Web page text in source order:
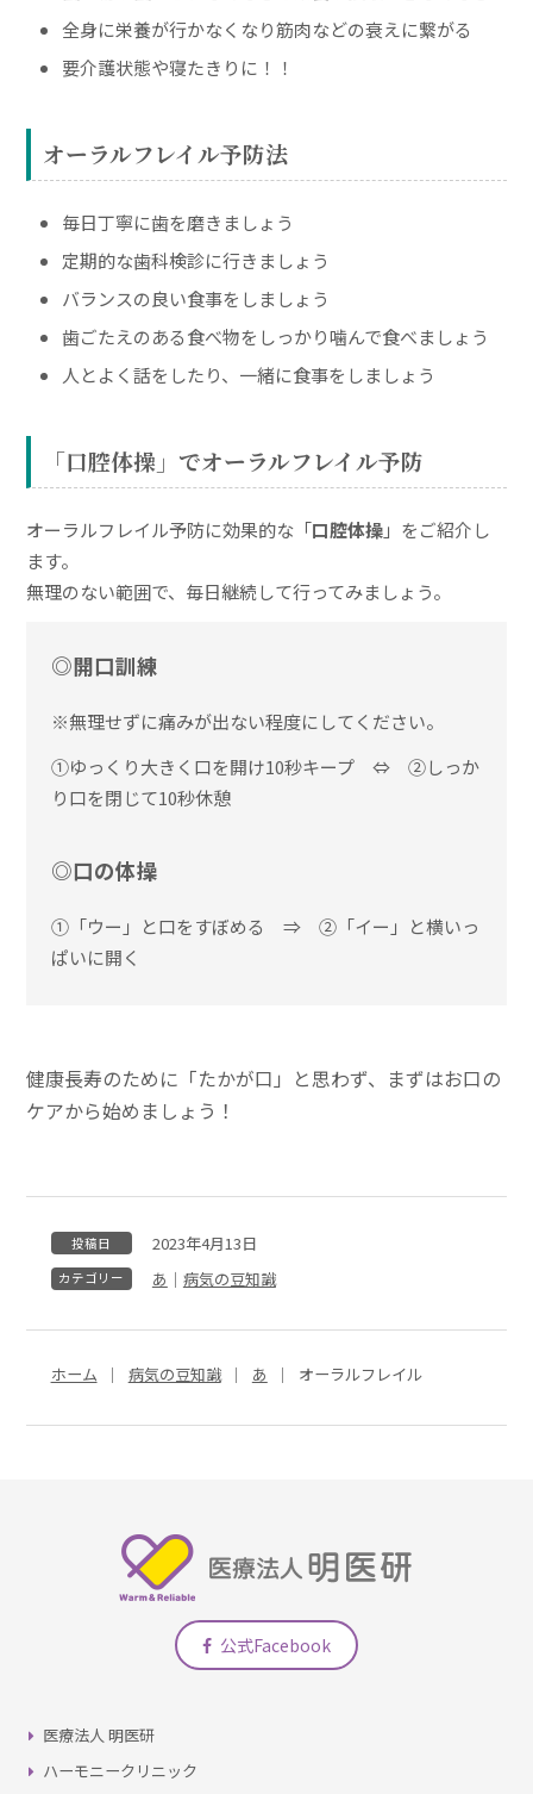
全身に栄養が行かなくなり筋肉などの衰えに繋がる
要介護状態や寝たきりに！！
オーラルフレイル予防法
毎日丁寧に歯を磨きましょう
定期的な歯科検診に行きましょう
バランスの良い食事をしましょう
歯ごたえのある食べ物をしっかり噛んで食べましょう
人とよく話をしたり、一緒に食事をしましょう
「口腔体操」でオーラルフレイル予防
オーラルフレイル予防に効果的な「口腔体操」をご紹介し
ます。
無理のない範囲で、毎日継続して行ってみましょう。
◎開口訓練
※無理せずに痛みが出ない程度にしてください。
①ゆっくり大きく口を開け10秒キープ ⇔ ②しっか
り口を閉じて10秒休憩
◎口の体操
①「ウー」と口をすぼめる ⇒ ②「イー」と横いっ
ぱいに開く
健康長寿のために「たかが口」と思わず、まずはお口の
ケアから始めましょう！
投稿日 2023年4月13日
カテゴリー あ ｜ 病気の豆知識
ホーム 病気の豆知識 あ オーラルフレイル
公式Facebook
医療法人 明医研
ハーモニークリニック